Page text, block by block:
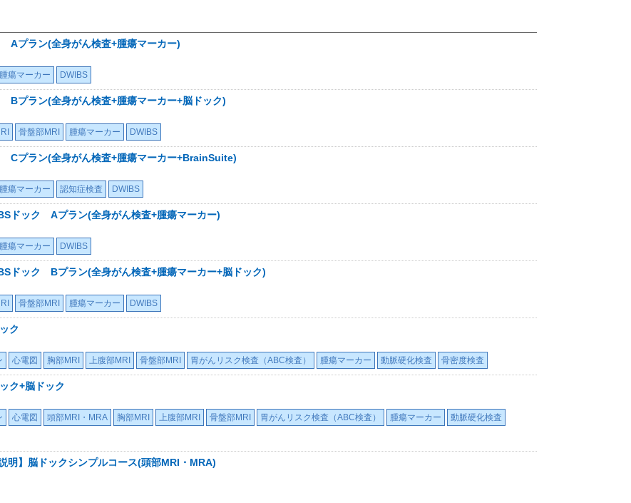
Aプラン(全身がん検査+腫瘍マーカー)
腫瘍マーカー DWIBS
Bプラン(全身がん検査+腫瘍マーカー+脳ドック)
骨盤部MRI 腫瘍マーカー DWIBS
Cプラン(全身がん検査+腫瘍マーカー+BrainSuite)
腫瘍マーカー 認知症検査 DWIBS
ドック Aプラン(全身がん検査+腫瘍マーカー)
腫瘍マーカー DWIBS
ドック Bプラン(全身がん検査+腫瘍マーカー+脳ドック)
骨盤部MRI 腫瘍マーカー DWIBS
ク
心電図 胸部MRI 上腹部MRI 骨盤部MRI 胃がんリスク検査（ABC検査） 腫瘍マーカー 動脈硬化検査 骨密度検査
ク+脳ドック
心電図 頭部MRI・MRA 胸部MRI 上腹部MRI 骨盤部MRI 胃がんリスク検査（ABC検査） 腫瘍マーカー
動脈硬化検査
明】脳ドックシンプルコース(頭部MRI・MRA)